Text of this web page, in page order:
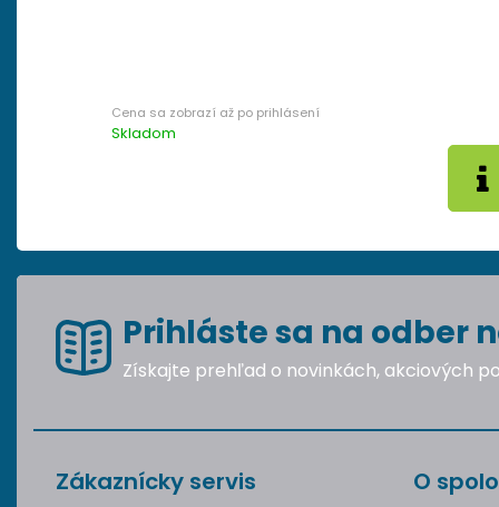
Skladom
Prihláste sa na odber
Získajte prehľad o novinkách, akciových
Zákaznícky servis O